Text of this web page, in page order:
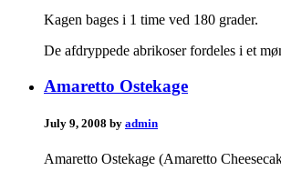
Kagen bages i 1 time ved 180 grader.
De afdryppede abrikoser fordeles i et
Amaretto Ostekage
July 9, 2008 by admin
Amaretto Ostekage (Amaretto